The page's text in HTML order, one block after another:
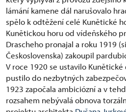
lámání kamene dál narušovalo
spělo k odtěžení celé Kunětické
Kunětickou horu od vídeňského
Drascheho pronajal a roku 1919
Československa) zakoupil
V roce 1920 se ustavilo
pustilo do nezbytných
1923 započala ambiciózní a v
rozsahem nebývalá obnova